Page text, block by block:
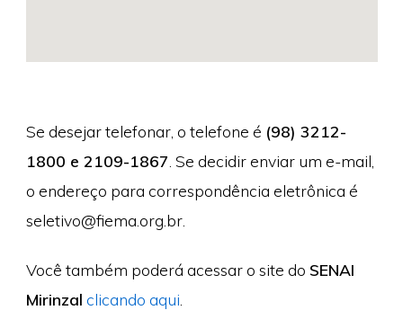
Se desejar telefonar, o telefone é (98) 3212-
1800 e 2109-1867 . Se decidir enviar um e-mail,
o endereço para correspondência eletrônica é
seletivo@fiema.org.br.
Você também poderá acessar o site do SENAI
Mirinzal clicando aqui